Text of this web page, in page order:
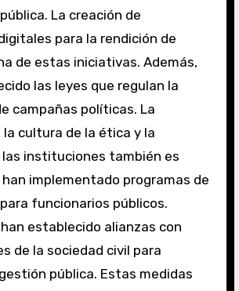
La creación de
para la rendición de
de estas iniciativas. Además,
las leyes que regulan la
campañas políticas. La
la cultura de la ética y la
instituciones también es
implementado programas de
funcionarios públicos.
establecido alianzas con
de la sociedad civil para
pública. Estas medidas